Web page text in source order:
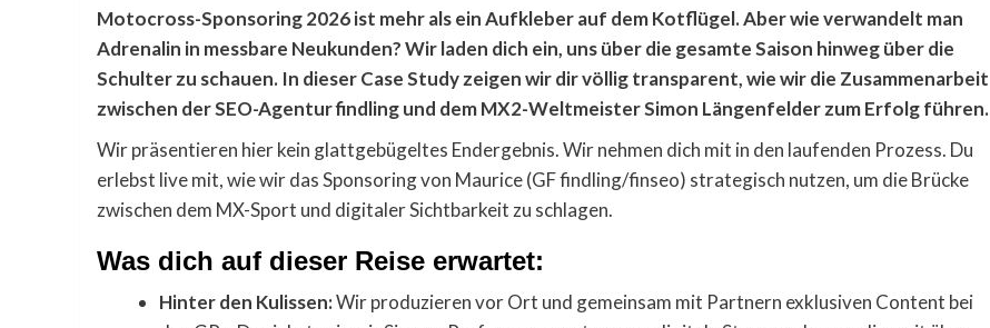
Motocross-Sponsoring 2026 ist mehr als ein Aufkleber auf dem Kotflügel. Aber wie verwandelt man
Adrenalin in messbare Neukunden? Wir laden dich ein, uns über die gesamte Saison hinweg über die
Schulter zu schauen. In dieser Case Study zeigen wir dir völlig transparent, wie wir die Zusammenarbeit
zwischen der SEO-Agentur findling und dem MX2-Weltmeister Simon Längenfelder zum Erfolg führen.
Wir präsentieren hier kein glattgebügeltes Endergebnis. Wir nehmen dich mit in den laufenden Prozess. Du
erlebst live mit, wie wir das Sponsoring von Maurice (GF findling/finseo) strategisch nutzen, um die Brücke
zwischen dem MX-Sport und digitaler Sichtbarkeit zu schlagen.
Was dich auf dieser Reise erwartet:
Hinter den Kulissen:Wir produzieren vor Ort und gemeinsam mit Partnern exklusiven Content bei